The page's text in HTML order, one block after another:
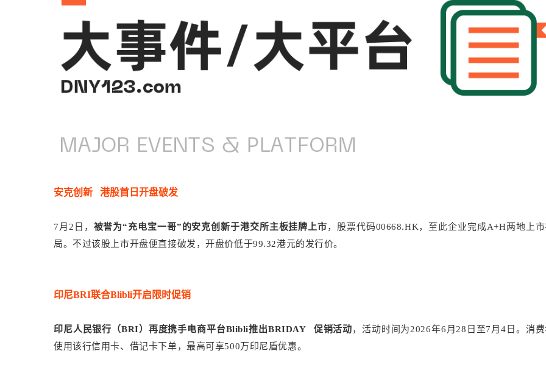
安克创新 港股首日开盘破发
7月2日， 被誉为“充电宝一哥”的安克创新于港交所主板挂牌上市，股票代码00668.HK，至此企业完成A+H两地上
局。不过该股上市开盘便直接破发，开盘价低于99.32港元的发行价。
印尼BRI联合Blibli开启限时促销
印尼人民银行（BRI）再度携手电商平台Blibli推出BRIDAY 促销活动，活动时间为2026年6月28日至7月4日。消
使用该行信用卡、借记卡下单，最高可享500万印尼盾优惠。